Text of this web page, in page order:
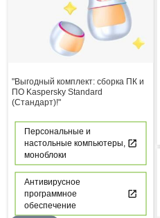
"Выгодный комплект: сборка ПК и
ПО Kaspersky Standard
(Стандарт)!"
Персональные и
настольные компьютеры,
моноблоки
Антивирусное
программное
обеспечение